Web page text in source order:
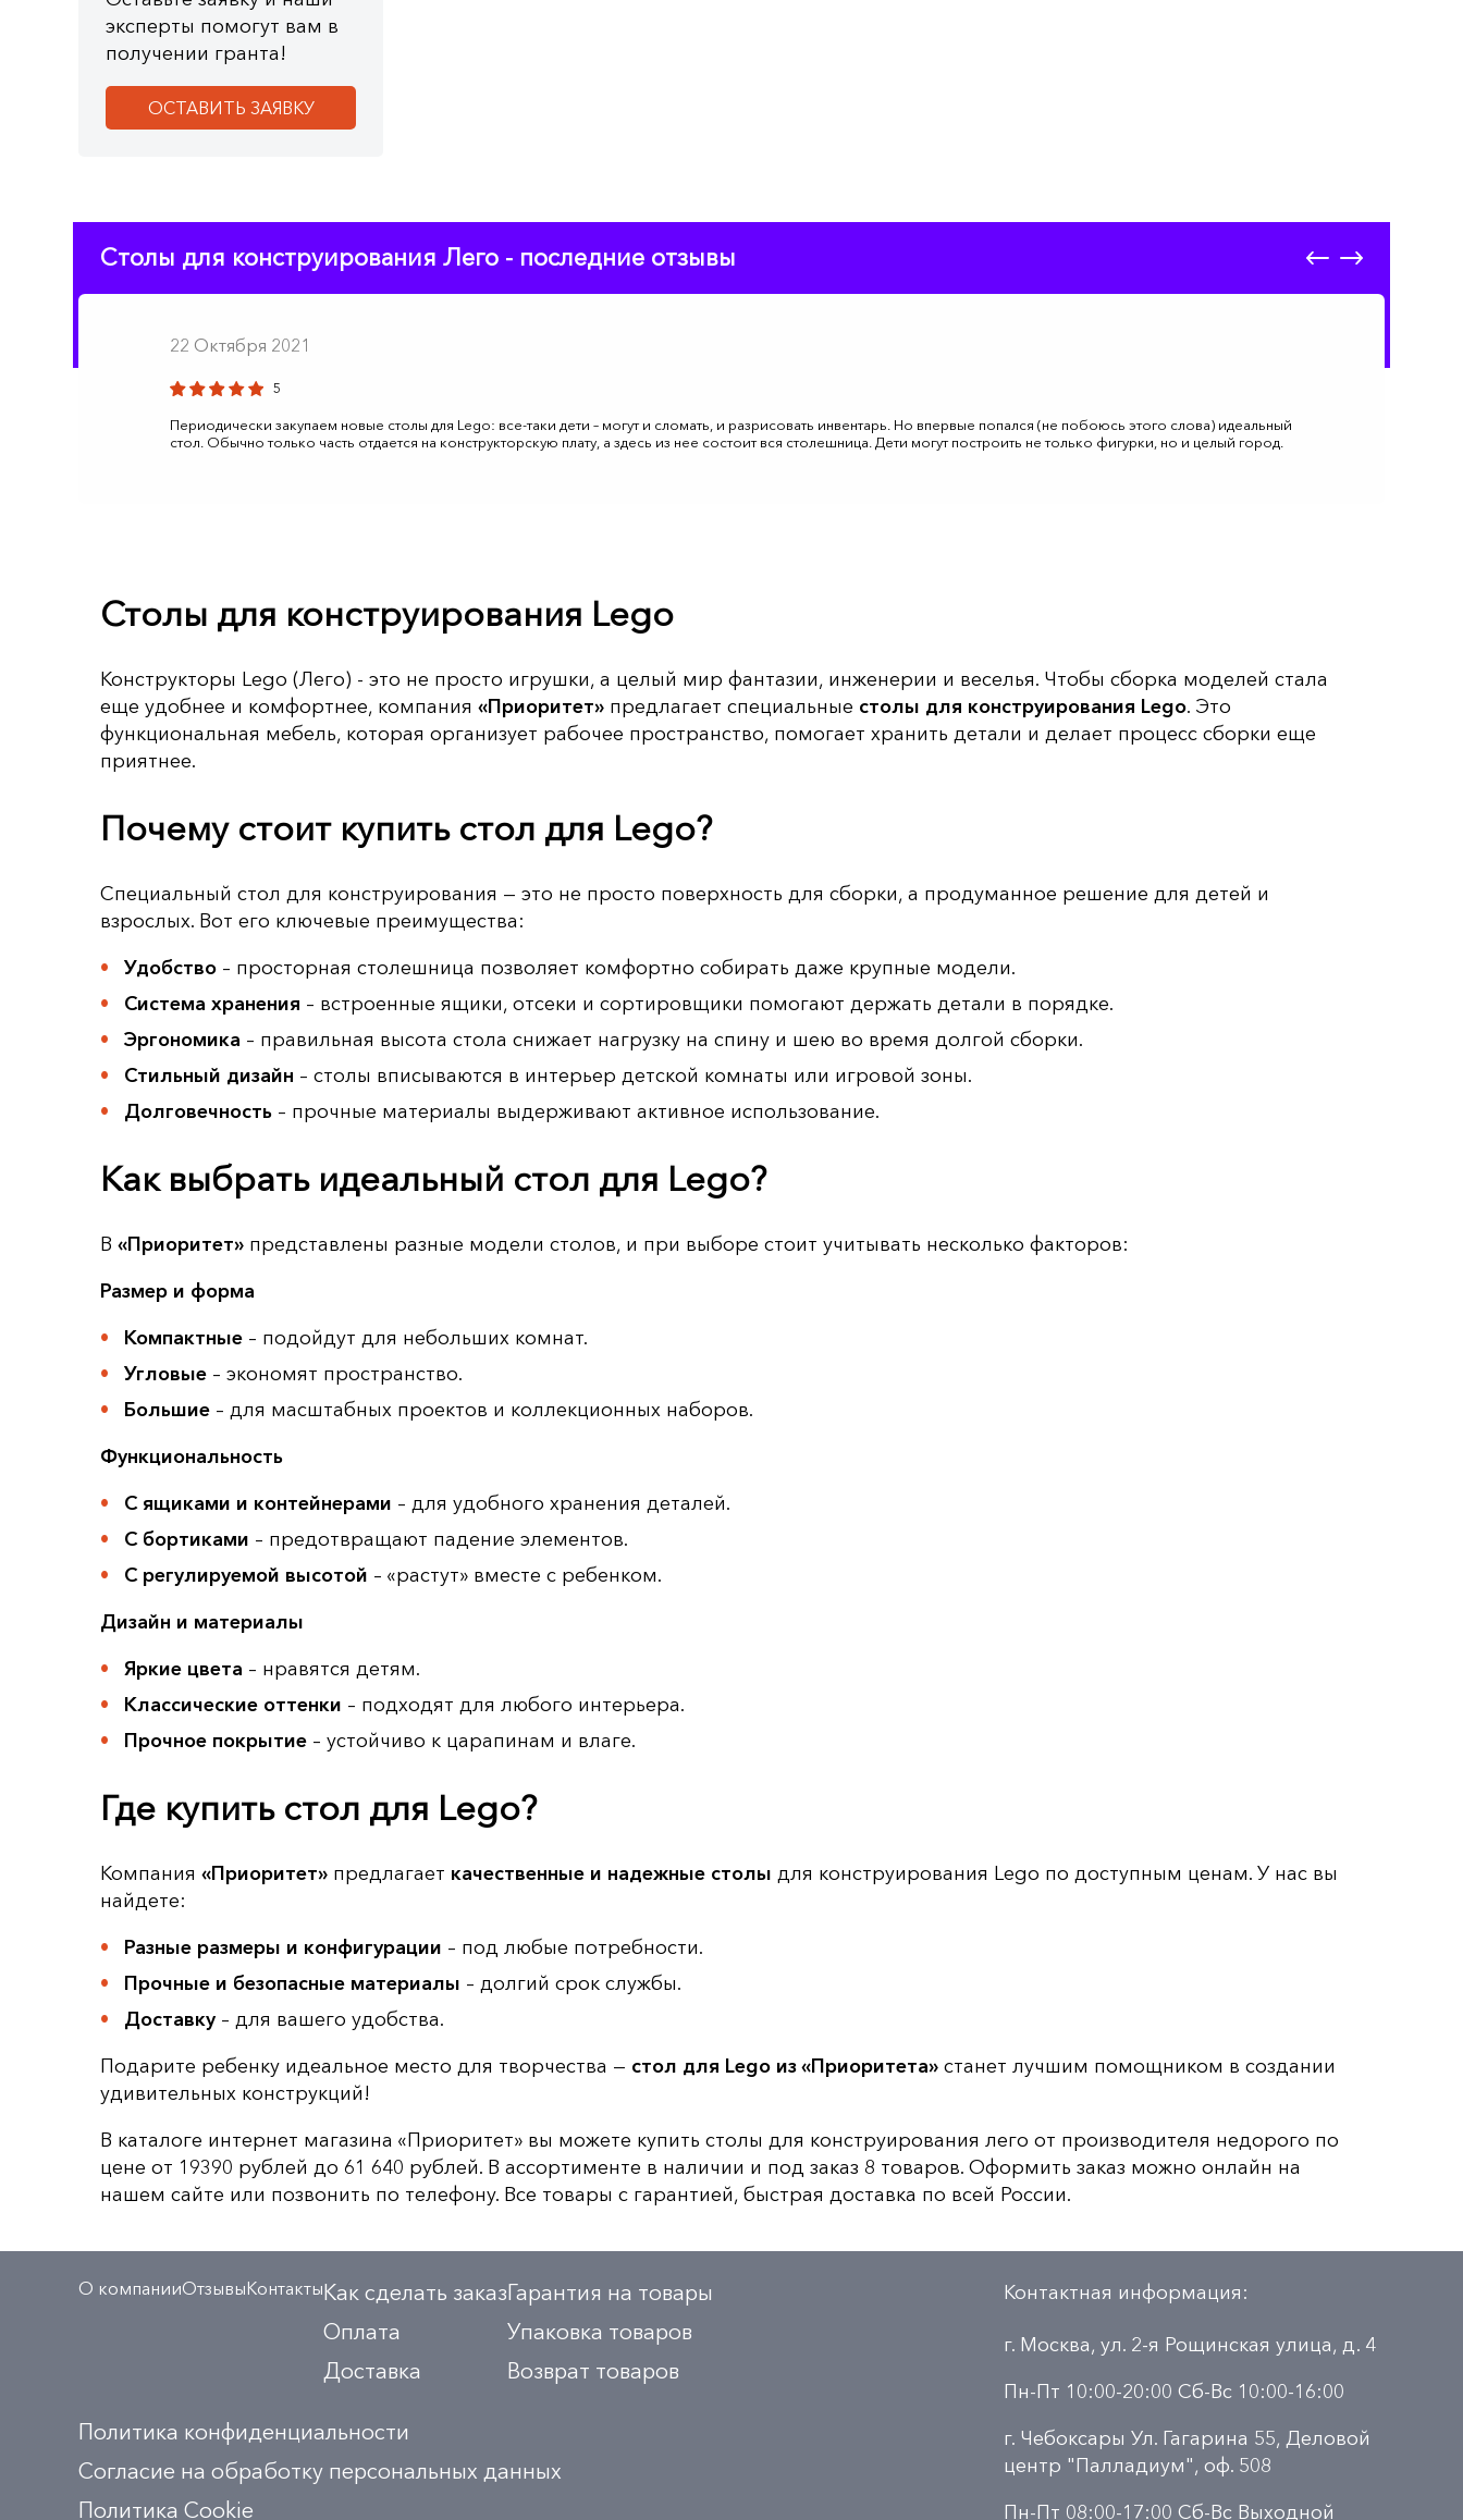
эксперты помогут вам в
получении гранта!
ОСТАВИТЬ ЗАЯВКУ
Столы для конструирования Лего - последние отзывы
22 Октября 2021
5
Периодически закупаем новые столы для Lego: все-таки дети – могут и сломать, и разрисовать инвентарь. Но впервые попался (не побоюсь этого слова) идеальный
стол. Обычно только часть отдается на конструкторскую плату, а здесь из нее состоит вся столешница. Дети могут построить не только фигурки, но и целый город.
Столы для конструирования Lego
Конструкторы Lego (Лего) - это не просто игрушки, а целый мир фантазии, инженерии и веселья. Чтобы сборка моделей стала
еще удобнее и комфортнее, компания «Приоритет» предлагает специальные столы для конструирования Lego. Это
функциональная мебель, которая организует рабочее пространство, помогает хранить детали и делает процесс сборки еще
приятнее.
Почему стоит купить стол для Lego?
Специальный стол для конструирования — это не просто поверхность для сборки, а продуманное решение для детей и
взрослых. Вот его ключевые преимущества:
Удобство– просторная столешница позволяет комфортно собирать даже крупные модели.
Система хранения – встроенные ящики, отсеки и сортировщики помогают держать детали в порядке.
Эргономика – правильная высота стола снижает нагрузку на спину и шею во время долгой сборки.
Стильный дизайн – столы вписываются в интерьер детской комнаты или игровой зоны.
Долговечность– прочные материалы выдерживают активное использование.
Как выбрать идеальный стол для Lego?
В «Приоритет» представлены разные модели столов, и при выборе стоит учитывать несколько факторов:
Размер и форма
Компактные– подойдут для небольших комнат.
Угловые– экономят пространство.
Большие– для масштабных проектов и коллекционных наборов.
Функциональность
С ящиками и контейнерами – для удобного хранения деталей.
С бортиками – предотвращают падение элементов.
С регулируемой высотой – «растут» вместе с ребенком.
Дизайн и материалы
Яркие цвета – нравятся детям.
Классические оттенки – подходят для любого интерьера.
Прочное покрытие– устойчиво к царапинам и влаге.
Где купить стол для Lego?
Компания «Приоритет» предлагает качественные и надежные столы для конструирования Lego по доступным ценам. У нас вы
найдете:
Разные размеры и конфигурации – под любые потребности.
Прочные и безопасные материалы – долгий срок службы.
Доставку – для вашего удобства.
Подарите ребенку идеальное место для творчества — стол для Lego из «Приоритета» станет лучшим помощником в создании
удивительных конструкций!
В каталоге интернет магазина «Приоритет» вы можете купить столы для конструирования лего от производителя недорого по
цене от 19390 рублей до 61 640 рублей. В ассортименте в наличии и под заказ 8 товаров. Оформить заказ можно онлайн на
нашем сайте или позвонить по телефону. Все товары с гарантией, быстрая доставка по всей России.
О компанииОтзывыКонтактыКак сделать заказ
Оплата
Доставка
Гарантия на товары
Упаковка товаров
Возврат товаров
Политика конфиденциальности
Согласие на обработку персональных данных
Политика Сookie
Контактная информация:
г. Москва, ул. 2-я Рощинская улица, д. 4
Пн-Пт 10:00-20:00 Сб-Вс 10:00-16:00
г. Чебоксары Ул. Гагарина 55, Деловой
центр "Палладиум", оф. 508
Пн-Пт 08:00-17:00 Сб-Вс Выходной